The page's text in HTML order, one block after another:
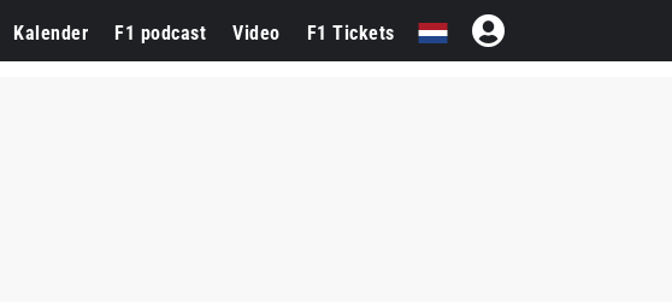
Kalender F1 podcast Video F1 Tickets